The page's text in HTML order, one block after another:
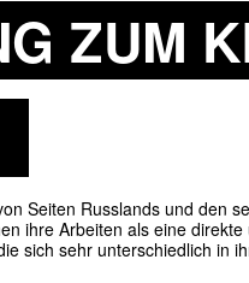
ZUM
Seiten Russlands und den
ihre Arbeiten als eine
sich sehr unterschiedlich in